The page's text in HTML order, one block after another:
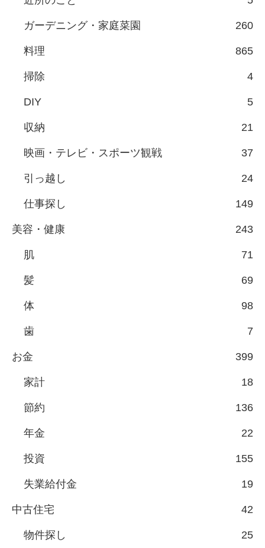
ガーデニング・家庭菜園 260
料理 865
掃除 4
DIY 5
収納 21
映画・テレビ・スポーツ観戦 37
引っ越し 24
仕事探し 149
美容・健康 243
肌 71
髪 69
体 98
歯 7
お金 399
家計 18
節約 136
年金 22
投資 155
失業給付金 19
中古住宅 42
物件探し 25